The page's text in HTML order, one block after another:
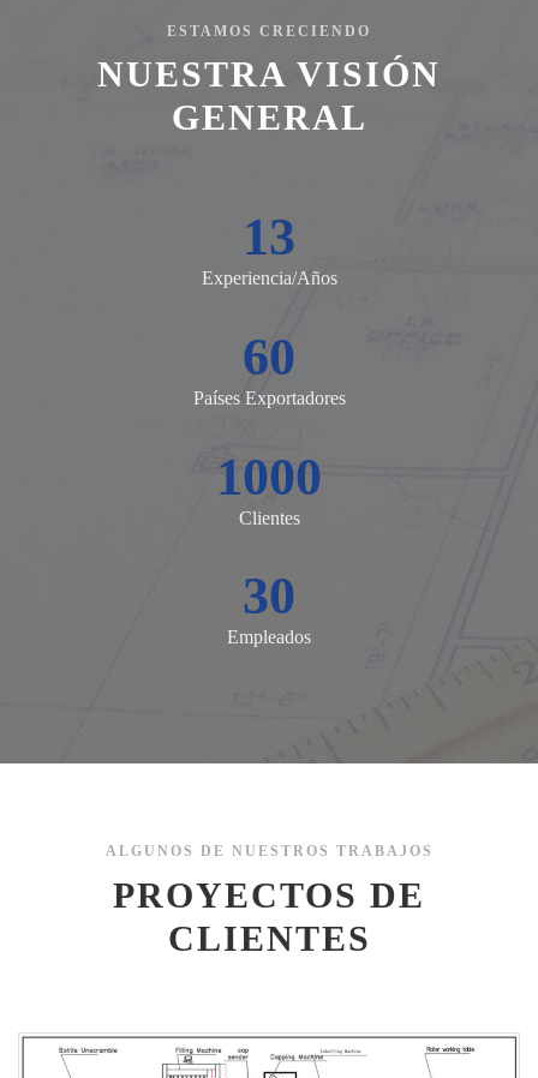
ESTAMOS CRECIENDO
NUESTRA VISIÓN
GENERAL
13
Experiencia/Años
60
Países Exportadores
1000
Clientes
30
Empleados
ALGUNOS DE NUESTROS TRABAJOS
PROYECTOS DE
CLIENTES